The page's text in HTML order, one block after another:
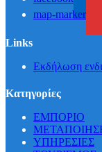
map-marker
Links
Εκδήλωση
Κατηγορίες
ΕΜΠΟΡΙΟ
ΥΠΗΡΕΣΙΕΣ